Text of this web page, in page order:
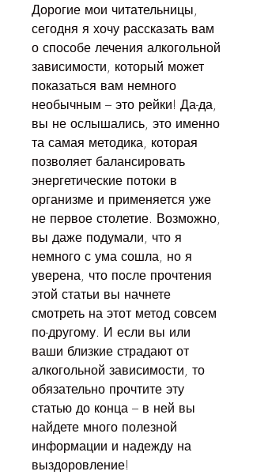
Дорогие мои читательницы,
сегодня я хочу рассказать вам
о способе лечения алкогольной
зависимости, который может
показаться вам немного
необычным – это рейки! Да-да,
вы не ослышались, это именно
та самая методика, которая
позволяет балансировать
энергетические потоки в
организме и применяется уже
не первое столетие. Возможно,
вы даже подумали, что я
немного с ума сошла, но я
уверена, что после прочтения
этой статьи вы начнете
смотреть на этот метод совсем
по-другому. И если вы или
ваши близкие страдают от
алкогольной зависимости, то
обязательно прочтите эту
статью до конца – в ней вы
найдете много полезной
информации и надежду на
выздоровление!